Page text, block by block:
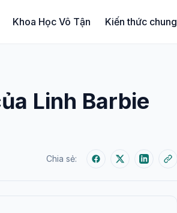
Khoa Học Vô Tận Kiến thức chung
Linh Barbie
Chia sẻ: